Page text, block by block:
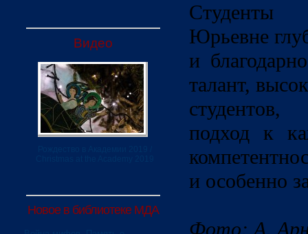
Видео
Новое в библиотеке МДА
Студенты
Юрьевне
и
талант,
подход к
и особенно
Фото: А.